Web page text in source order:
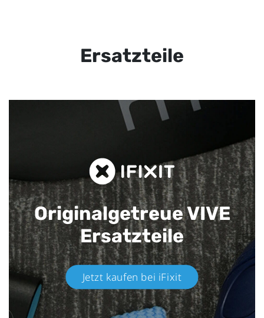
Ersatzteile
Originalgetreue VIVE
Ersatzteile
Jetzt kaufen bei iFixit​